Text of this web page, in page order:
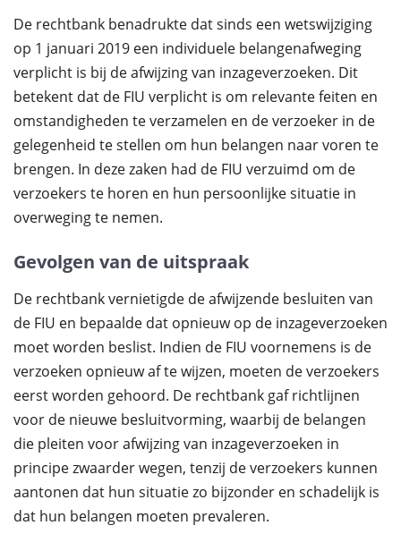
De rechtbank benadrukte dat sinds een wetswijziging
op 1 januari 2019 een individuele belangenafweging
verplicht is bij de afwijzing van inzageverzoeken. Dit
betekent dat de FIU verplicht is om relevante feiten en
omstandigheden te verzamelen en de verzoeker in de
gelegenheid te stellen om hun belangen naar voren te
brengen. In deze zaken had de FIU verzuimd om de
verzoekers te horen en hun persoonlijke situatie in
overweging te nemen.
Gevolgen van de uitspraak
De rechtbank vernietigde de afwijzende besluiten van
de FIU en bepaalde dat opnieuw op de inzageverzoeken
moet worden beslist. Indien de FIU voornemens is de
verzoeken opnieuw af te wijzen, moeten de verzoekers
eerst worden gehoord. De rechtbank gaf richtlijnen
voor de nieuwe besluitvorming, waarbij de belangen
die pleiten voor afwijzing van inzageverzoeken in
principe zwaarder wegen, tenzij de verzoekers kunnen
aantonen dat hun situatie zo bijzonder en schadelijk is
dat hun belangen moeten prevaleren.